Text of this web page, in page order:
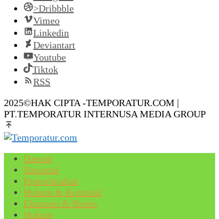
>Dribbble
Vimeo
Linkedin
Deviantart
Youtube
Tiktok
RSS
2025©HAK CIPTA -TEMPORATUR.COM |
PT.TEMPORATUR INTERNUSA MEDIA GROUP
Daerah
Nasional
Pemerintahan
Hukum & Kriminal
Ekonomi & Bisnis
Hukum